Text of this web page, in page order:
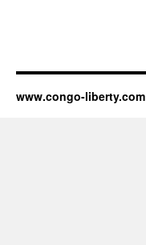
www.congo-liberty.com